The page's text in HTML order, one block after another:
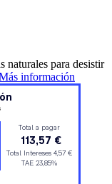
naturales para desistir
información